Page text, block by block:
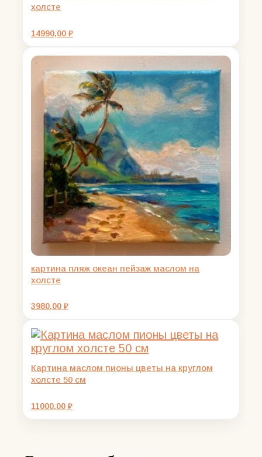
холсте
14990,00 ₽
картина пляж океан пейзаж маслом на
холсте
3980,00 ₽
Картина маслом пионы цветы на круглом
холсте 50 см
11000,00 ₽